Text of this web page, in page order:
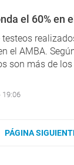
el 60% en
testeos
el AMBA.
son más de
19:06
PÁGINA